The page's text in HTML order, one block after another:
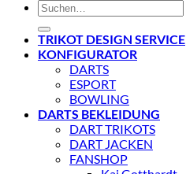
Suchen
nach:
TRIKOT DESIGN SERVICE
KONFIGURATOR
DARTS
ESPORT
BOWLING
DARTS BEKLEIDUNG
DART TRIKOTS
DART JACKEN
FANSHOP